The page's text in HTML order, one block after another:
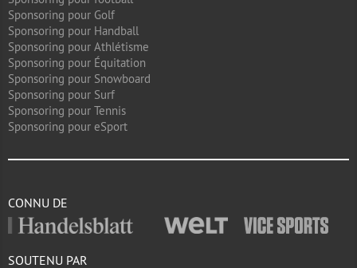
Sponsoring pour Golf
Sponsoring pour Handball
Sponsoring pour Athlétisme
Sponsoring pour Équitation
Sponsoring pour Snowboard
Sponsoring pour Surf
Sponsoring pour Tennis
Sponsoring pour eSport
CONNU DE
SOUTENU PAR